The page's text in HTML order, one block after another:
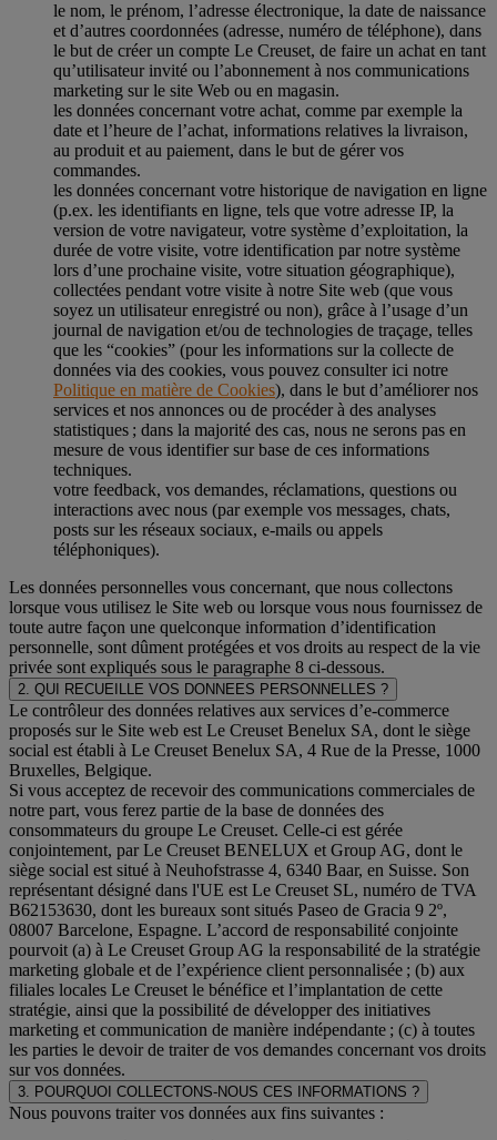
le nom, le prénom, l’adresse électronique, la date de naissance
et d’autres coordonnées (adresse, numéro de téléphone), dans
le but de créer un compte Le Creuset, de faire un achat en tant
qu’utilisateur invité ou l’abonnement à nos communications
marketing sur le site Web ou en magasin.
les données concernant votre achat, comme par exemple la
date et l’heure de l’achat, informations relatives la livraison,
au produit et au paiement, dans le but de gérer vos
commandes.
les données concernant votre historique de navigation en ligne
(p.ex. les identifiants en ligne, tels que votre adresse IP, la
version de votre navigateur, votre système d’exploitation, la
durée de votre visite, votre identification par notre système
lors d’une prochaine visite, votre situation géographique),
collectées pendant votre visite à notre Site web (que vous
soyez un utilisateur enregistré ou non), grâce à l’usage d’un
journal de navigation et/ou de technologies de traçage, telles
que les “cookies” (pour les informations sur la collecte de
données via des cookies, vous pouvez consulter ici notre
Politique en matière de Cookies), dans le but d’améliorer nos
services et nos annonces ou de procéder à des analyses
statistiques ; dans la majorité des cas, nous ne serons pas en
mesure de vous identifier sur base de ces informations
techniques.
votre feedback, vos demandes, réclamations, questions ou
interactions avec nous (par exemple vos messages, chats,
posts sur les réseaux sociaux, e-mails ou appels
téléphoniques).
Les données personnelles vous concernant, que nous collectons
lorsque vous utilisez le Site web ou lorsque vous nous fournissez de
toute autre façon une quelconque information d’identification
personnelle, sont dûment protégées et vos droits au respect de la vie
privée sont expliqués sous le paragraphe 8 ci-dessous.
2. QUI RECUEILLE VOS DONNEES PERSONNELLES ?
Le contrôleur des données relatives aux services d’e-commerce
proposés sur le Site web est Le Creuset Benelux SA, dont le siège
social est établi à Le Creuset Benelux SA, 4 Rue de la Presse, 1000
Bruxelles, Belgique.
Si vous acceptez de recevoir des communications commerciales de
notre part, vous ferez partie de la base de données des
consommateurs du groupe Le Creuset. Celle-ci est gérée
conjointement, par Le Creuset BENELUX et Group AG, dont le
siège social est situé à Neuhofstrasse 4, 6340 Baar, en Suisse. Son
représentant désigné dans l'UE est Le Creuset SL, numéro de TVA
B62153630, dont les bureaux sont situés Paseo de Gracia 9 2º,
08007 Barcelone, Espagne. L’accord de responsabilité conjointe
pourvoit (a) à Le Creuset Group AG la responsabilité de la stratégie
marketing globale et de l’expérience client personnalisée ; (b) aux
filiales locales Le Creuset le bénéfice et l’implantation de cette
stratégie, ainsi que la possibilité de développer des initiatives
marketing et communication de manière indépendante ; (c) à toutes
les parties le devoir de traiter de vos demandes concernant vos droits
sur vos données.
3. POURQUOI COLLECTONS-NOUS CES INFORMATIONS ?
Nous pouvons traiter vos données aux fins suivantes :